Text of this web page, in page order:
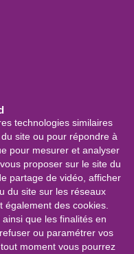
technologies similaires
site ou pour répondre à
pour mesurer et analyser
proposer sur le site du
partage de vidéo, afficher
du site sur les réseaux
des cookies.
que les finalités en
ou paramétrer vos
moment vous pourrez